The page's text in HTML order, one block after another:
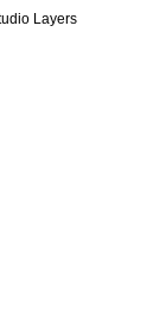
Layers